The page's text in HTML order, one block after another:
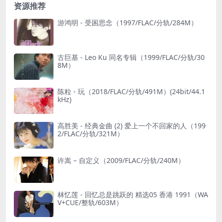
资源推荐
游鸿明 - 受困思念（1997/FLAC/分轨/284M）
古巨基 - Leo Ku 同名专辑（1999/FLAC/分轨/30
8M）
陈粒 - 玩（2018/FLAC/分轨/491M）(24bit/44.1
kHz)
高胜美 - 经典金曲 (2) 爱上一个不回家的人（199
2/FLAC/分轨/321M）
许嵩 – 自定义（2009/FLAC/分轨/240M）
林忆莲 - 回忆总是跳跃的 精选05 香港 1991（WA
V+CUE/整轨/603M）